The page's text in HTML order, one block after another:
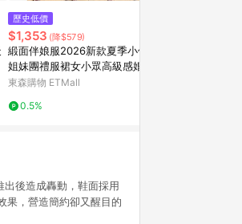
歷史低價
$1,353 (降$579)
緞面伴娘服2026新款夏季小個子
姐妹團禮服裙女小眾高級感婚禮
晨袍
東森購物 ETMall
0.5%
後造成轟動，鞋面採用
果，營造簡約卻又醒目的